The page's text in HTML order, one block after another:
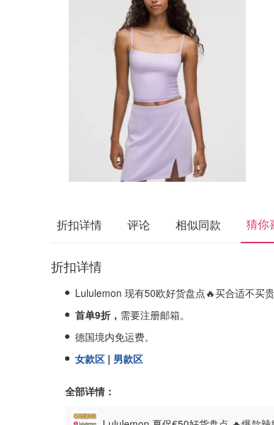
折扣详情 评论 相似同款 猜你
折扣详情
Lululemon 现有50欧好货盘点🔥买合适不买贵
首单9折， 需要注册邮箱。
德国境内免运费。
女款区 | 男款区
全部详情：